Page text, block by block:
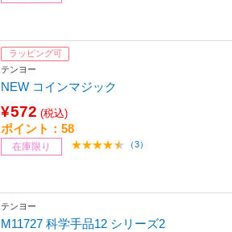
ラッピング可
テンヨー
NEW コインマジック
¥572 (税込)
ポイント：58
在庫限り （3）
テンヨー
M11727 科学手品12 シリーズ2